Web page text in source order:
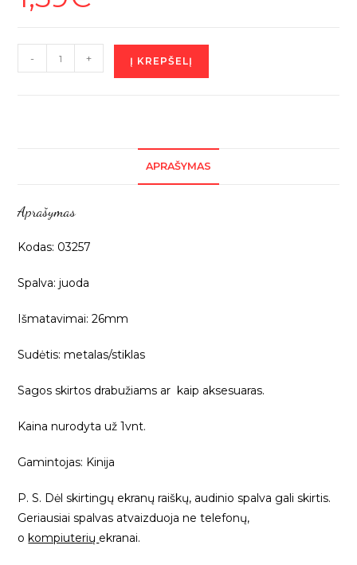
produkto
kiekis:
1vnt
- + Į KREPŠELĮ
APRAŠYMAS
Aprašymas
Kodas: 03257
Spalva: juoda
Išmatavimai: 26mm
Sudėtis: metalas/stiklas
Sagos skirtos drabužiams ar kaip aksesuaras.
Kaina nurodyta už 1vnt.
Gamintojas: Kinija
P. S. Dėl skirtingų ekranų raiškų, audinio spalva gali skirtis.
Geriausiai spalvas atvaizduoja ne telefonų,
okompiuterių ekranai.